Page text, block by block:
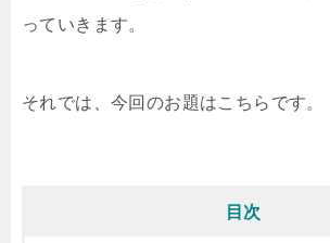
っていきます。
それでは、今回のお題はこちらです。
目次